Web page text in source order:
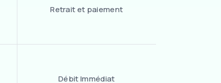
Retrait et paiement
Débit Immédiat